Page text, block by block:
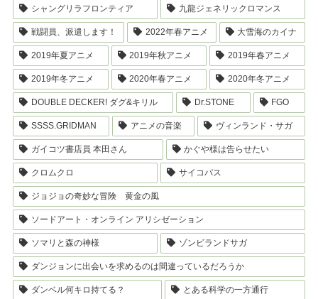
シャングリラフロンティア 九龍ジェネリックロマンス
戦闘員、派遣します！ 2022年春アニメ 大雪海のカイナ
2019年夏アニメ 2019年秋アニメ 2019年春アニメ
2019年冬アニメ 2020年春アニメ 2020年冬アニメ
DOUBLE DECKER! ダグ&キリル Dr.STONE FGO
SSSS.GRIDMAN アニメの音楽 ヴィンランド・サガ
ガイコツ書店員 本田さん かぐや様は告らせたい
クロムクロ サイコパス
ジョジョの奇妙な冒険 黄金の風
ソードアート・オンライン アリシゼーション
ソマリと森の神様 ゾンビランドサガ
ダンジョンに出会いを求めるのは間違っているだろうか
ダンベル何キロ持てる？ とある科学の一方通行